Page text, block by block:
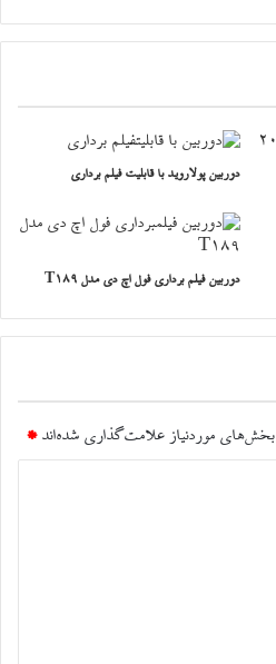
دوربین پولاروید با قابلیت فیلم برداری
دوربین فیلم برداری فول اچ دی مدل T189
بخش‌های موردنیاز علامت‌گذاری شده‌اند *